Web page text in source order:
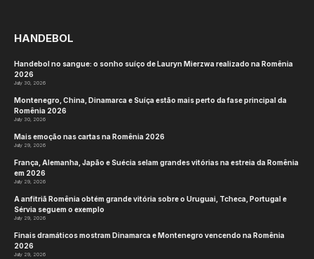
HANDEBOL
Handebol no sangue: o sonho suíço de Lauryn Mierzwa realizado na Romênia
2026
July 30, 2026
Montenegro, China, Dinamarca e Suíça estão mais perto da fase principal da
Romênia 2026
July 30, 2026
Mais emoção nas cartas na Romênia 2026
July 29, 2026
França, Alemanha, Japão e Suécia selam grandes vitórias na estreia da Romênia
em 2026
July 29, 2026
A anfitriã Romênia obtém grande vitória sobre o Uruguai, Tcheca, Portugal e
Sérvia seguem o exemplo
July 29, 2026
Finais dramáticos mostram Dinamarca e Montenegro vencendo na Romênia
2026
July 29, 2026